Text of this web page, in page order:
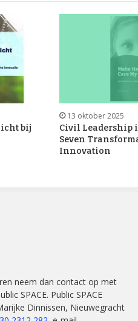
bij
13 oktober 2025
Civil Leadership
Seven
Innovation
neem dan contact op met
SPACE. Public SPACE
Dinnissen, Nieuwegracht